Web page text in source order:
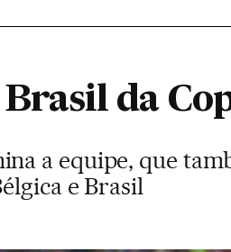
Brasil da
a equipe, que
e Brasil